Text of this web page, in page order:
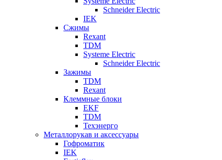
Schneider Electric
IEK
Сжимы
Rexant
TDM
Systeme Electric
Schneider Electric
Зажимы
TDM
Rexant
Клеммные блоки
EKF
TDM
Техэнерго
Металлорукав и аксессуары
Гофроматик
IEK